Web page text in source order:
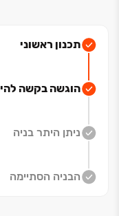
תכנון ראשוני
הוגשה בקשה
ניתן היתר בניה
הבניה הסתיימה